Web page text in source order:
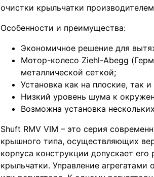
очистки крыльчатки
Особенности и преимущества:
Экономичное решение для
Мотор-колесо Ziehl-Abegg
металлической сеткой;
Установка как на плоские, так
Низкий уровень шума к
Возможна установка
Shuft RMV VIM – это серия
крышного типа, осуществляющих
корпуса конструкции допускает
крыльчатки. Управление